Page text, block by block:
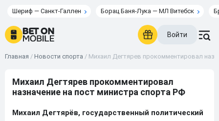
Шериф — Санкт-Галлен Борац Баня-Лука — МЛ Витебск
Войти
Главная / Новости спорта / Михаил Дегтярев прокомментировал
Михаил Дегтярев прокомментировал
назначение на пост министра спорта РФ
Михаил Дегтярёв, государственный политический